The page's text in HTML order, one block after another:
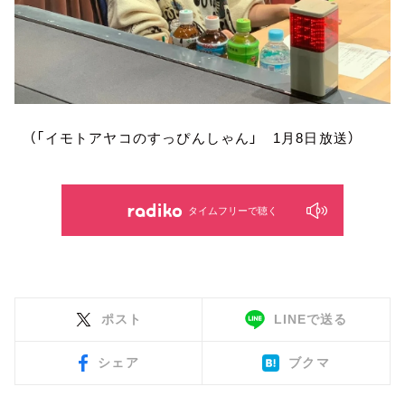
（「イモトアヤコのすっぴんしゃん」 1月8日放送）
タイムフリーで聴く
ポスト LINEで送る
シェア ブクマ